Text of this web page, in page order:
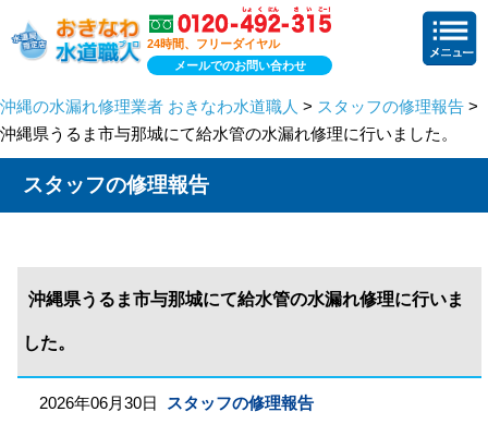
24時間、フリーダイヤル
メールでのお問い合わせ
沖縄の水漏れ修理業者 おきなわ水道職人 > スタッフの修理報告 >
沖縄県うるま市与那城にて給水管の水漏れ修理に行いました。
スタッフの修理報告
沖縄県うるま市与那城にて給水管の水漏れ修理に行いま
した。
2026年06月30日 スタッフの修理報告